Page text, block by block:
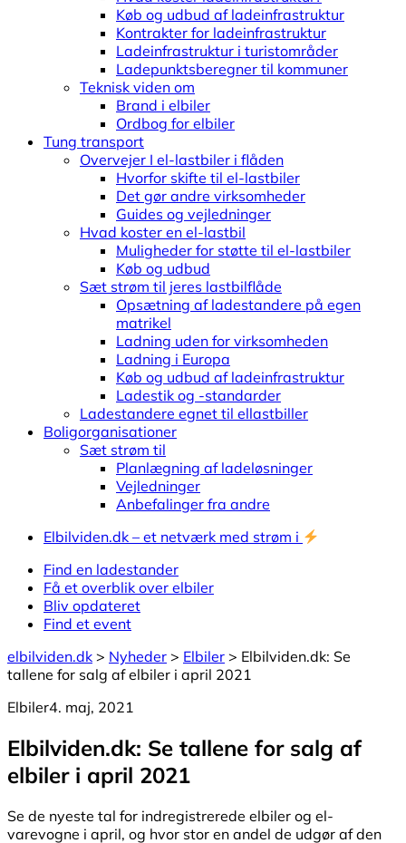
Køb og udbud af ladeinfrastruktur
Kontrakter for ladeinfrastruktur
Ladeinfrastruktur i turistområder
Ladepunktsberegner til kommuner
Teknisk viden om
Brand i elbiler
Ordbog for elbiler
Tung transport
Overvejer I el-lastbiler i flåden
Hvorfor skifte til el-lastbiler
Det gør andre virksomheder
Guides og vejledninger
Hvad koster en el-lastbil
Muligheder for støtte til el-lastbiler
Køb og udbud
Sæt strøm til jeres lastbilflåde
Opsætning af ladestandere på egen
matrikel
Ladning uden for virksomheden
Ladning i Europa
Køb og udbud af ladeinfrastruktur
Ladestik og -standarder
Ladestandere egnet til ellastbiller
Boligorganisationer
Sæt strøm til
Planlægning af ladeløsninger
Vejledninger
Anbefalinger fra andre
Elbilviden.dk – et netværk med strøm i
Find en ladestander
Få et overblik over elbiler
Bliv opdateret
Find et event
elbilviden.dk > Nyheder > Elbiler > Elbilviden.dk: Se
tallene for salg af elbiler i april 2021
Elbiler4. maj, 2021
Elbilviden.dk: Se tallene for salg af
elbiler i april 2021
Se de nyeste tal for indregistrerede elbiler og el-
varevogne i april, og hvor stor en andel de udgør af den